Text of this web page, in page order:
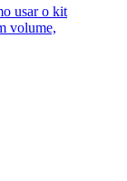
usar o kit
volume,